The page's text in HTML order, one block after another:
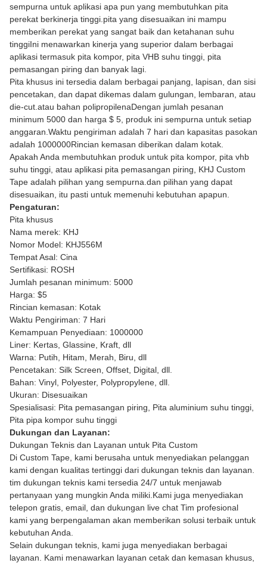
sempurna untuk aplikasi apa pun yang membutuhkan pita
perekat berkinerja tinggi.pita yang disesuaikan ini mampu
memberikan perekat yang sangat baik dan ketahanan suhu
tinggiIni menawarkan kinerja yang superior dalam berbagai
aplikasi termasuk pita kompor, pita VHB suhu tinggi, pita
pemasangan piring dan banyak lagi.
Pita khusus ini tersedia dalam berbagai panjang, lapisan, dan sisi
pencetakan, dan dapat dikemas dalam gulungan, lembaran, atau
die-cut.atau bahan polipropilenaDengan jumlah pesanan
minimum 5000 dan harga $ 5, produk ini sempurna untuk setiap
anggaran.Waktu pengiriman adalah 7 hari dan kapasitas pasokan
adalah 1000000Rincian kemasan diberikan dalam kotak.
Apakah Anda membutuhkan produk untuk pita kompor, pita vhb
suhu tinggi, atau aplikasi pita pemasangan piring, KHJ Custom
Tape adalah pilihan yang sempurna.dan pilihan yang dapat
disesuaikan, itu pasti untuk memenuhi kebutuhan apapun.
Pengaturan:
Pita khusus
Nama merek: KHJ
Nomor Model: KHJ556M
Tempat Asal: Cina
Sertifikasi: ROSH
Jumlah pesanan minimum: 5000
Harga: $5
Rincian kemasan: Kotak
Waktu Pengiriman: 7 Hari
Kemampuan Penyediaan: 1000000
Liner: Kertas, Glassine, Kraft, dll
Warna: Putih, Hitam, Merah, Biru, dll
Pencetakan: Silk Screen, Offset, Digital, dll.
Bahan: Vinyl, Polyester, Polypropylene, dll.
Ukuran: Disesuaikan
Spesialisasi: Pita pemasangan piring, Pita aluminium suhu tinggi,
Pita pipa kompor suhu tinggi
Dukungan dan Layanan:
Dukungan Teknis dan Layanan untuk Pita Custom
Di Custom Tape, kami berusaha untuk menyediakan pelanggan
kami dengan kualitas tertinggi dari dukungan teknis dan layanan.
tim dukungan teknis kami tersedia 24/7 untuk menjawab
pertanyaan yang mungkin Anda miliki.Kami juga menyediakan
telepon gratis, email, dan dukungan live chat Tim profesional
kami yang berpengalaman akan memberikan solusi terbaik untuk
kebutuhan Anda.
Selain dukungan teknis, kami juga menyediakan berbagai
layanan. Kami menawarkan layanan cetak dan kemasan khusus,